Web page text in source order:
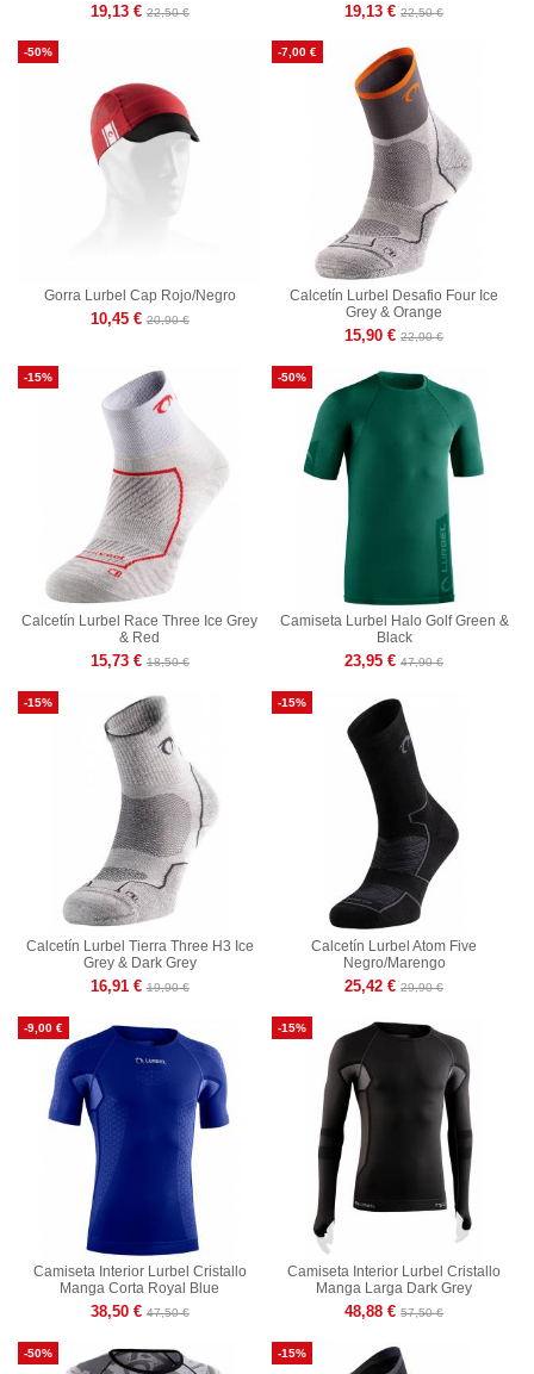
19,13 € 22,50 € 19,13 € 22,50 €
-50%
Gorra Lurbel Cap Rojo/Negro
10,45 € 20,90 €
-7,00 €
Calcetín Lurbel Desafio Four Ice
Grey & Orange
15,90 € 22,90 €
-15%
Calcetín Lurbel Race Three Ice Grey
& Red
15,73 € 18,50 €
-50%
Camiseta Lurbel Halo Golf Green &
Black
23,95 € 47,90 €
-15%
Calcetín Lurbel Tierra Three H3 Ice
Grey & Dark Grey
16,91 € 19,90 €
-15%
Calcetín Lurbel Atom Five
Negro/Marengo
25,42 € 29,90 €
-9,00 €
Camiseta Interior Lurbel Cristallo
Manga Corta Royal Blue
38,50 € 47,50 €
-15%
Camiseta Interior Lurbel Cristallo
Manga Larga Dark Grey
48,88 € 57,50 €
-50% -15%